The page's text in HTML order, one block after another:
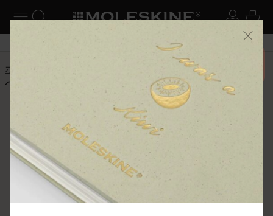
ナビゲーションの切替 ログ
検索 (キーワードなど) カ
6,500円以上のご購入で送料無料 メニ
ーを閉じる
ホーム
アプリ
ページカメラアプリは何をするのですか?
よくある質問に戻る
ページカメラアプリは何をする
のですか?
ページカメラは、ノートブックのマーカーを使用して、
どのモレスキンスマートノートブックを撮影したかを認